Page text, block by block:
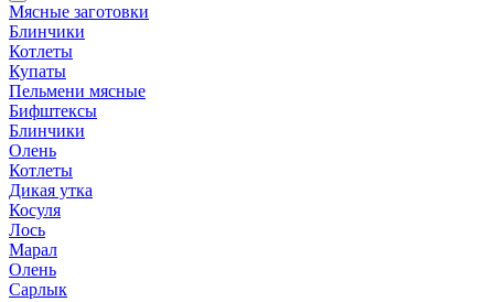
Мясные заготовки
Блинчики
Котлеты
Купаты
Пельмени мясные
Бифштексы
Блинчики
Олень
Котлеты
Дикая утка
Косуля
Лось
Марал
Олень
Сарлык